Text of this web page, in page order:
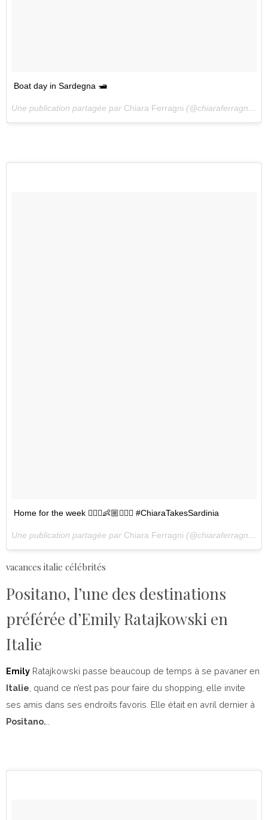
Boat day in Sardegna 🛥
Une publication partagée par Chiara Ferragni (@chiaraferragni) le
Home for the week 👱🏻‍♀️👶🏼👱🏼‍♂️ #ChiaraTakesSardinia
Une publication partagée par Chiara Ferragni (@chiaraferragni) le
vacances italie célébrités
Positano, l’une des destinations
préférée d’Emily Ratajkowski en
Italie
Emily Ratajkowski passe beaucoup de temps à se pavaner en
Italie , quand ce n’est pas pour faire du shopping, elle invite
ses amis dans ses endroits favoris. Elle était en avril dernier à
Positano.